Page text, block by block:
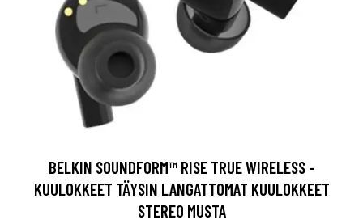
BELKIN SOUNDFORM™ RISE TRUE WIRELESS -
KUULOKKEET TÄYSIN LANGATTOMAT KUULOKKEET
STEREO MUSTA